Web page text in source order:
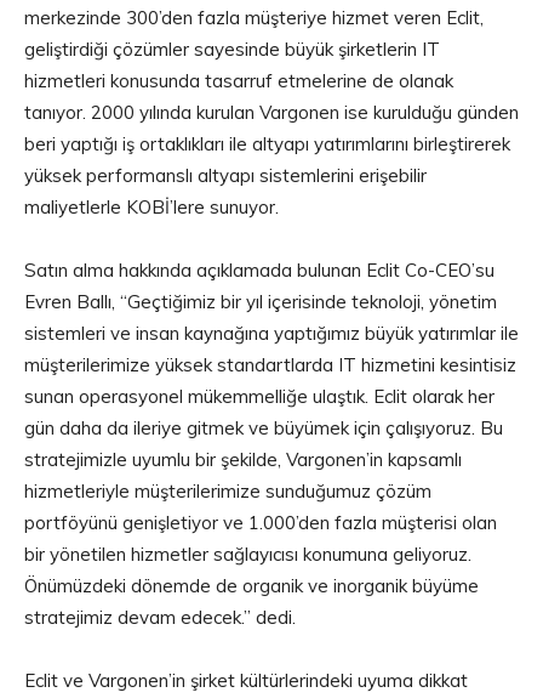
merkezinde 300’den fazla müşteriye hizmet veren Eclit,
geliştirdiği çözümler sayesinde büyük şirketlerin IT
hizmetleri konusunda tasarruf etmelerine de olanak
tanıyor. 2000 yılında kurulan Vargonen ise kurulduğu günden
beri yaptığı iş ortaklıkları ile altyapı yatırımlarını birleştirerek
yüksek performanslı altyapı sistemlerini erişebilir
maliyetlerle KOBİ’lere sunuyor.
Satın alma hakkında açıklamada bulunan Eclit Co-CEO’su
Evren Ballı, “Geçtiğimiz bir yıl içerisinde teknoloji, yönetim
sistemleri ve insan kaynağına yaptığımız büyük yatırımlar ile
müşterilerimize yüksek standartlarda IT hizmetini kesintisiz
sunan operasyonel mükemmelliğe ulaştık. Eclit olarak her
gün daha da ileriye gitmek ve büyümek için çalışıyoruz. Bu
stratejimizle uyumlu bir şekilde, Vargonen’in kapsamlı
hizmetleriyle müşterilerimize sunduğumuz çözüm
portföyünü genişletiyor ve 1.000’den fazla müşterisi olan
bir yönetilen hizmetler sağlayıcısı konumuna geliyoruz.
Önümüzdeki dönemde de organik ve inorganik büyüme
stratejimiz devam edecek.” dedi.
Eclit ve Vargonen’in şirket kültürlerindeki uyuma dikkat